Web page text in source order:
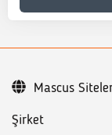
Şirket
Mascus